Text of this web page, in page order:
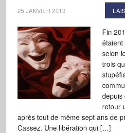
25 JANVIER 2013
Fin
étaient
selon
trois
depuis
retour
après tout de même sept ans de
Cassez. Une libération qui […]